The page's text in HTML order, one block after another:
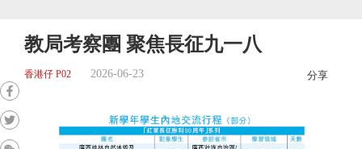
教局考察團 聚焦長征九一八
香港仔 P02 2026-06-23 分享